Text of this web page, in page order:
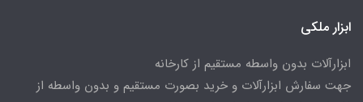
ابزار ملکی
ابزارآلات بدون واسطه مستقیم از کارخانه
جهت سفارش ابزارآلات و خرید بصورت مستقیم و بدون واسطه از